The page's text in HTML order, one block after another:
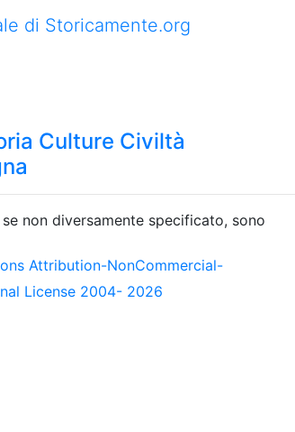
di Storicamente.org
Culture Civiltà
non diversamente specificato, sono
Attribution-NonCommercial-
License 2004- 2026